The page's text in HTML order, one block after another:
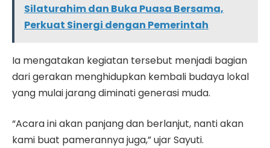
Silaturahim dan Buka Puasa Bersama,
Perkuat Sinergi dengan Pemerintah
Ia mengatakan kegiatan tersebut menjadi bagian
dari gerakan menghidupkan kembali budaya lokal
yang mulai jarang diminati generasi muda.
“Acara ini akan panjang dan berlanjut, nanti akan
kami buat pamerannya juga,” ujar Sayuti.